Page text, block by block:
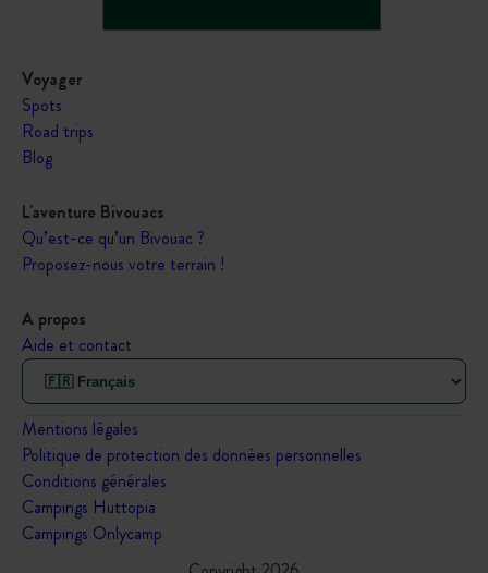
Voyager
Spots
Road trips
Blog
L'aventure Bivouacs
Qu’est-ce qu’un Bivouac ?
Proposez-nous votre terrain !
A propos
Aide et contact
Mentions légales
Politique de protection des données personnelles
Conditions générales
Campings Huttopia
Campings Onlycamp